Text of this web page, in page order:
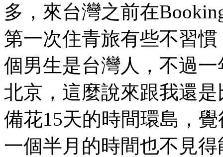
多，來台灣之前在
第一次住青旅有些不習
個男生是台灣人，不過
北京，這麼說來跟我還
備花15天的時間環島，
一個半月的時間也不見